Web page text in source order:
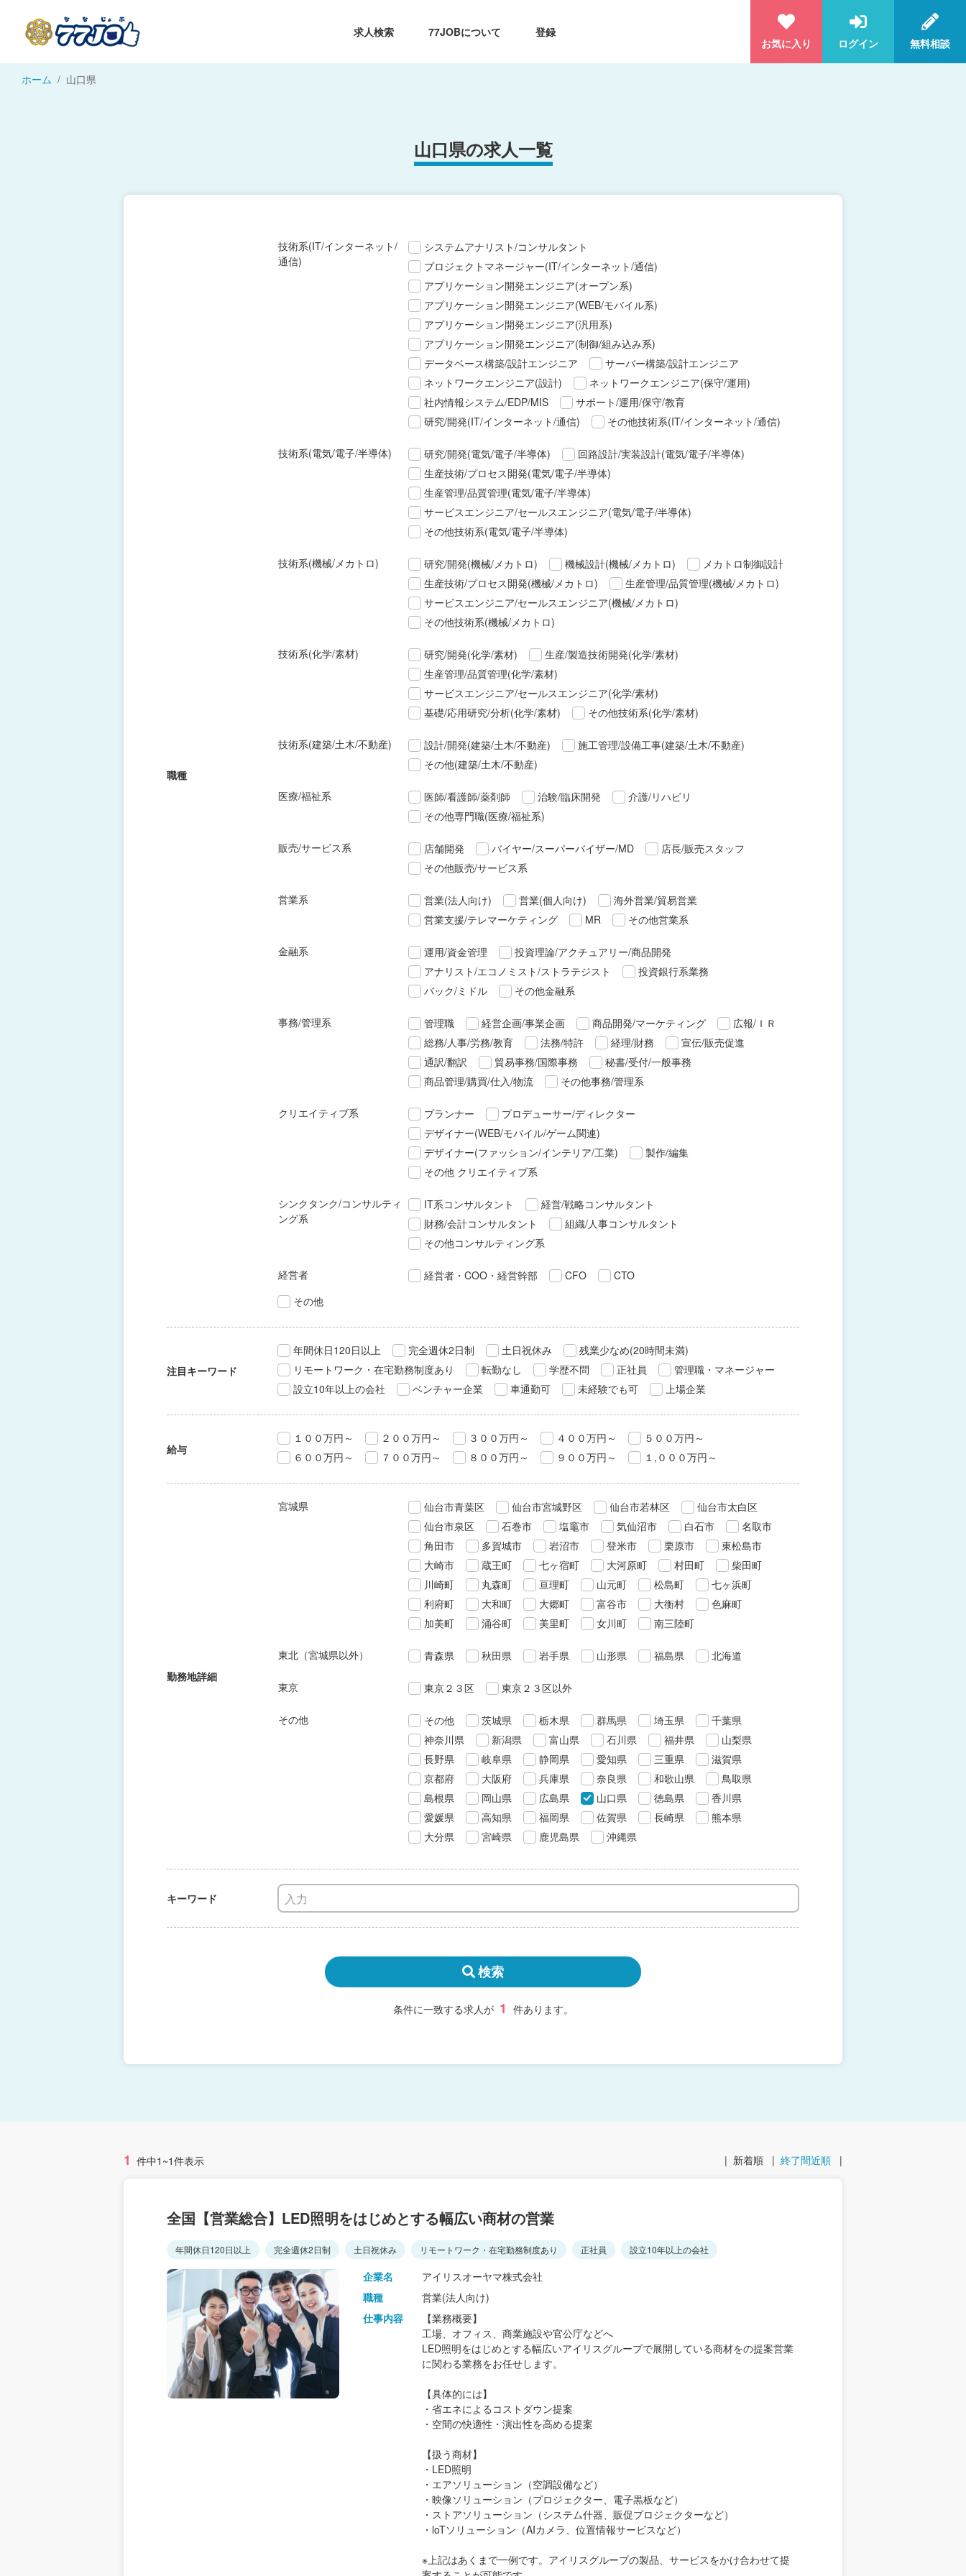
求人検索 77JOBについて
登録
お気に入り
ログイン 無料相談
ホーム 山口県
山口県の求人一覧
職種
技術系(IT/インターネット/
通信)
システムアナリスト/コンサルタント
プロジェクトマネージャー(IT/インターネット/通信)
アプリケーション開発エンジニア(オープン系)
アプリケーション開発エンジニア(WEB/モバイル系)
アプリケーション開発エンジニア(汎用系)
アプリケーション開発エンジニア(制御/組み込み系)
データベース構築/設計エンジニア
サーバー構築/設計エンジニア
ネットワークエンジニア(設計)
ネットワークエンジニア(保守/運用)
社内情報システム/EDP/MIS
サポート/運用/保守/教育
研究/開発(IT/インターネット/通信)
その他技術系(IT/インターネット/通信)
技術系(電気/電子/半導体) 研究/開発(電気/電子/半導体)
回路設計/実装設計(電気/電子/半導体)
生産技術/プロセス開発(電気/電子/半導体)
生産管理/品質管理(電気/電子/半導体)
サービスエンジニア/セールスエンジニア(電気/電子/半導体)
その他技術系(電気/電子/半導体)
技術系(機械/メカトロ) 研究/開発(機械/メカトロ) 機械設計(機械/メカトロ)
メカトロ制御設計
生産技術/プロセス開発(機械/メカトロ)
生産管理/品質管理(機械/メカトロ)
サービスエンジニア/セールスエンジニア(機械/メカトロ)
その他技術系(機械/メカトロ)
技術系(化学/素材) 研究/開発(化学/素材)
生産/製造技術開発(化学/素材)
生産管理/品質管理(化学/素材)
サービスエンジニア/セールスエンジニア(化学/素材)
基礎/応用研究/分析(化学/素材)
その他技術系(化学/素材)
技術系(建築/土木/不動産) 設計/開発(建築/土木/不動産)
施工管理/設備工事(建築/土木/不動産)
その他(建築/土木/不動産)
医療/福祉系 医師/看護師/薬剤師 治験/臨床開発
介護/リハビリ
その他専門職(医療/福祉系)
販売/サービス系 店舗開発 バイヤー/スーパーバイザー/MD
店長/販売スタッフ
その他販売/サービス系
営業系 営業(法人向け) 営業(個人向け)
海外営業/貿易営業
営業支援/テレマーケティング
MR その他営業系
金融系 運用/資金管理
投資理論/アクチュアリー/商品開発
アナリスト/エコノミスト/ストラテジスト
投資銀行系業務
バック/ミドル
その他金融系
事務/管理系 管理職 経営企画/事業企画 商品開発/マーケティング
広報/ＩＲ
総務/人事/労務/教育
法務/特許 経理/財務
宣伝/販売促進
通訳/翻訳
貿易事務/国際事務
秘書/受付/一般事務
商品管理/購買/仕入/物流
その他事務/管理系
クリエイティブ系 プランナー
プロデューサー/ディレクター
デザイナー(WEB/モバイル/ゲーム関連)
デザイナー(ファッション/インテリア/工業)
製作/編集
その他 クリエイティブ系
シンクタンク/コンサルティ
ング系
IT系コンサルタント
経営/戦略コンサルタント
財務/会計コンサルタント
組織/人事コンサルタント
その他コンサルティング系
経営者 経営者・COO・経営幹部 CFO
CTO
その他
注目キーワード
年間休日120日以上 完全週休2日制 土日祝休み
残業少なめ(20時間未満)
リモートワーク・在宅勤務制度あり
転勤なし 学歴不問 正社員
管理職・マネージャー
設立10年以上の会社
ベンチャー企業 車通勤可 未経験でも可 上場企業
給与
１００万円～ ２００万円～ ３００万円～ ４００万円～
５００万円～
６００万円～
７００万円～ ８００万円～ ９００万円～ １,０００万円～
勤務地詳細
宮城県 仙台市青葉区 仙台市宮城野区 仙台市若林区
仙台市太白区
仙台市泉区
石巻市 塩竈市 気仙沼市 白石市
名取市
角田市
多賀城市 岩沼市 登米市 栗原市
東松島市
大崎市
蔵王町 七ヶ宿町 大河原町 村田町
柴田町
川崎町
丸森町 亘理町 山元町 松島町
七ヶ浜町
利府町
大和町 大郷町 富谷市 大衡村
色麻町
加美町
涌谷町 美里町 女川町 南三陸町
東北（宮城県以外） 青森県 秋田県 岩手県 山形県 福島県 北海道
東京 東京２３区 東京２３区以外
その他 その他 茨城県 栃木県 群馬県 埼玉県
千葉県
神奈川県
新潟県 富山県 石川県 福井県
山梨県
長野県
岐阜県 静岡県 愛知県 三重県
滋賀県
京都府
大阪府 兵庫県 奈良県 和歌山県
鳥取県
島根県
岡山県 広島県 山口県 徳島県
香川県
愛媛県
高知県 福岡県 佐賀県 長崎県
熊本県
大分県
宮崎県 鹿児島県 沖縄県
キーワード
検索
条件に一致する求人が 1 件あります。
1 件中1~1件表示 | 新着順 | 終了間近順 |
全国【営業総合】LED照明をはじめとする幅広い商材の営業
年間休日120日以上 完全週休2日制 土日祝休み リモートワーク・在宅勤務制度あり 正社員 設立10年以上の会社
企業名
アイリスオーヤマ株式会社
職種
営業(法人向け)
仕事内容
【業務概要】
工場、オフィス、商業施設や官公庁などへ
LED照明をはじめとする幅広いアイリスグループで展開している商材をの提案営業
に関わる業務をお任せします。
【具体的には】
・省エネによるコストダウン提案
・空間の快適性・演出性を高める提案
【扱う商材】
・LED照明
・エアソリューション（空調設備など）
・映像ソリューション（プロジェクター、電子黒板など）
・ストアソリューション（システム什器、販促プロジェクターなど）
・loTソリューション（AIカメラ、位置情報サービスなど）
※上記はあくまで一例です。アイリスグループの製品、サービスをかけ合わせて提